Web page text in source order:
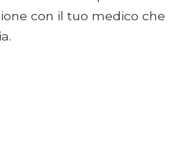
con il tuo medico che